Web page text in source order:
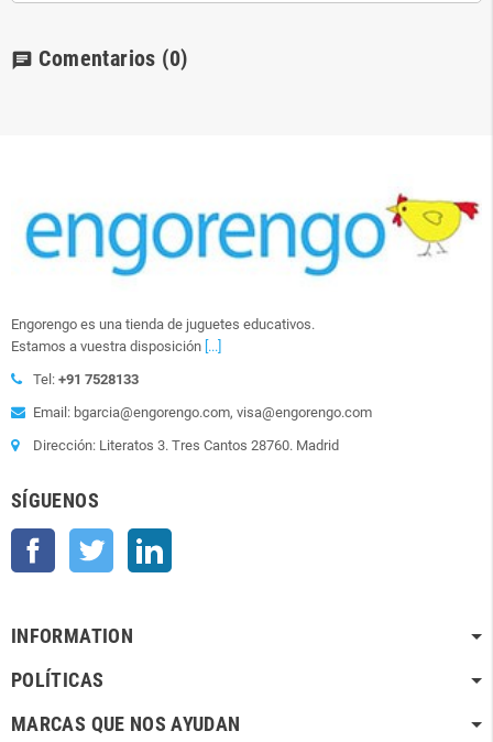
chat Comentarios (0)
Engorengo es una tienda de juguetes educativos.
Estamos a vuestra disposición [...]
Tel: +91 7528133
Email: bgarcia@engorengo.com, visa@engorengo.com
Dirección: Literatos 3. Tres Cantos 28760. Madrid
SÍGUENOS
Facebook Twitter
INFORMATION
POLÍTICAS
MARCAS QUE NOS AYUDAN